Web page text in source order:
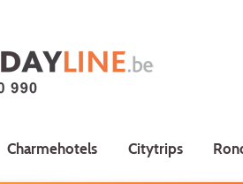
Charmehotels Citytrips